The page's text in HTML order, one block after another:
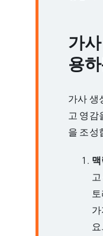
가
용
가사 생
고 영감
을 조성
요.